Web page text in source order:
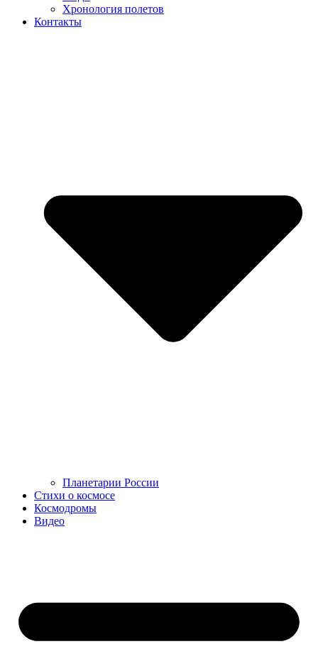
Хронология полетов
Контакты
Планетарии России
Стихи о космосе
Космодромы
Видео